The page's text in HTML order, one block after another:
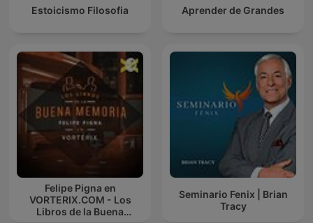
Estoicismo Filosofia Aprender de Grandes
Felipe Pigna en
VORTERIX.COM - Los
Libros de la Buena
Seminario Fenix | Brian
Tracy